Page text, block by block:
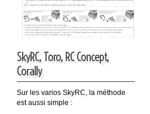
SkyRC, Toro, RC Concept,
Corally
Sur les varios SkyRC, la méthode
est aussi simple :